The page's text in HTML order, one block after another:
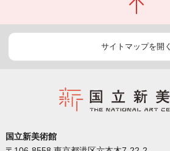
サイトマップを開く
国立新美術館